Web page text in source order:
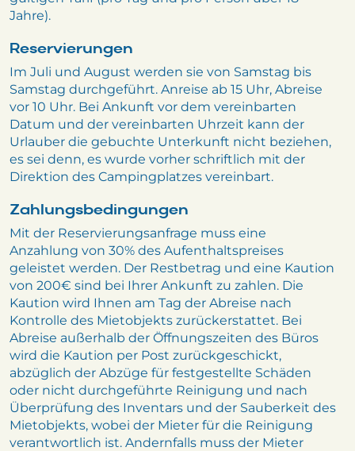
Jahre).
Reservierungen
Im Juli und August werden sie von Samstag bis
Samstag durchgeführt. Anreise ab 15 Uhr, Abreise
vor 10 Uhr. Bei Ankunft vor dem vereinbarten
Datum und der vereinbarten Uhrzeit kann der
Urlauber die gebuchte Unterkunft nicht beziehen,
es sei denn, es wurde vorher schriftlich mit der
Direktion des Campingplatzes vereinbart.
Zahlungsbedingungen
Mit der Reservierungsanfrage muss eine
Anzahlung von 30% des Aufenthaltspreises
geleistet werden. Der Restbetrag und eine Kaution
von 200€ sind bei Ihrer Ankunft zu zahlen. Die
Kaution wird Ihnen am Tag der Abreise nach
Kontrolle des Mietobjekts zurückerstattet. Bei
Abreise außerhalb der Öffnungszeiten des Büros
wird die Kaution per Post zurückgeschickt,
abzüglich der Abzüge für festgestellte Schäden
oder nicht durchgeführte Reinigung und nach
Überprüfung des Inventars und der Sauberkeit des
Mietobjekts, wobei der Mieter für die Reinigung
verantwortlich ist. Andernfalls muss der Mieter